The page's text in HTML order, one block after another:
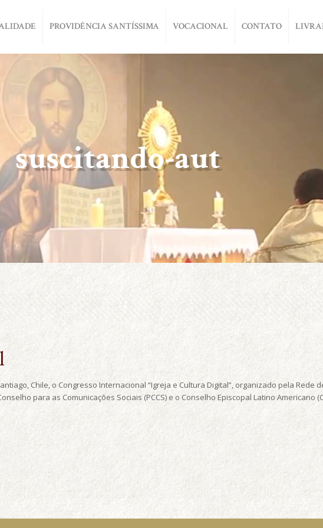
PROVIDÊNCIA SANTÍSSIMA VOCACIONAL CONTATO
suscitando-aut
Chile, o Congresso Internacional “Igreja e Cultura Digital”, organizado pela Rede
para as Comunicações Sociais (PCCS) e o Conselho Episcopal Latino Americano